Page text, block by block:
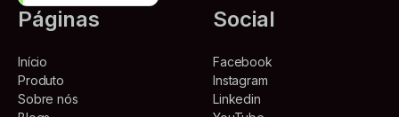
Páginas
Início
Produto
Sobre nós
Social
Facebook
Instagram
Linkedin